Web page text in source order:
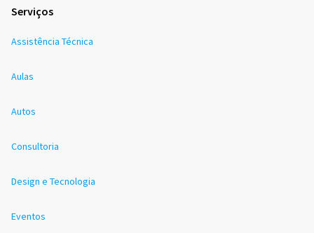
Serviços
Assistência Técnica
Aulas
Autos
Consultoria
Design e Tecnologia
Eventos